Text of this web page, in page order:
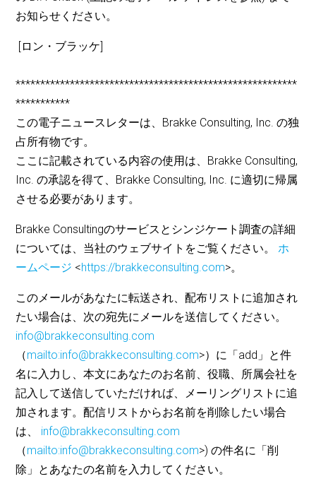
お知らせください。
[ロン・ブラッケ]
*********************************************************
***********
この電子ニュースレターは、Brakke Consulting, Inc. の独
占所有物です。
ここに記載されている内容の使用は、Brakke Consulting,
Inc. の承認を得て、Brakke Consulting, Inc. に適切に帰属
させる必要があります。
Brakke Consultingのサービスとシンジケート調査の詳細
については、当社のウェブサイトをご覧ください。ホ
ームページ <https://brakkeconsulting.com>。
このメールがあなたに転送され、配布リストに追加され
たい場合は、次の宛先にメールを送信してください。
info@brakkeconsulting.com
（mailto:info@brakkeconsulting.com>）に「add」と件
名に入力し、本文にあなたのお名前、役職、所属会社を
記入して送信していただければ、メーリングリストに追
加されます。配信リストからお名前を削除したい場合
は、 info@brakkeconsulting.com
（mailto:info@brakkeconsulting.com>) の件名に「削
除」とあなたの名前を入力してください。